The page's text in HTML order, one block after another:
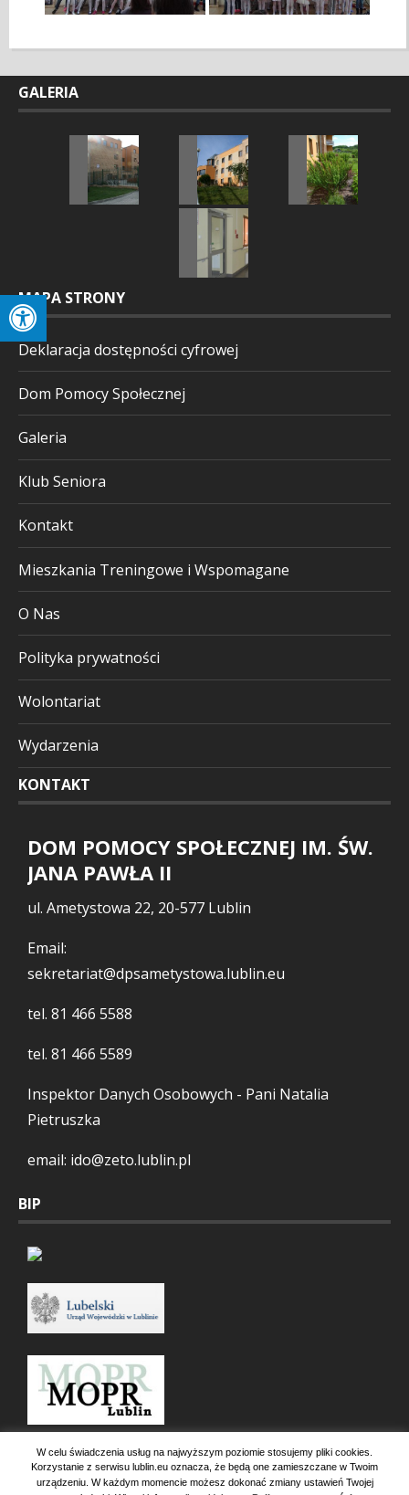
GALERIA
MAPA STRONY
Deklaracja dostępności cyfrowej
Dom Pomocy Społecznej
Galeria
Klub Seniora
Kontakt
Mieszkania Treningowe i Wspomagane
O Nas
Polityka prywatności
Wolontariat
Wydarzenia
KONTAKT
DOM POMOCY SPOŁECZNEJ IM. ŚW.
JANA PAWŁA II
ul. Ametystowa 22, 20-577 Lublin
Email:
sekretariat@dpsametystowa.lublin.eu
tel. 81 466 5588
tel. 81 466 5589
Inspektor Danych Osobowych - Pani Natalia
Pietruszka
email: ido@zeto.lublin.pl
BIP
W celu świadczenia usług na najwyższym poziomie stosujemy pliki cookies.
Korzystanie z serwisu lublin.eu oznacza, że będą one zamieszczane w Twoim
urządzeniu. W każdym momencie możesz dokonać zmiany ustawień Twojej